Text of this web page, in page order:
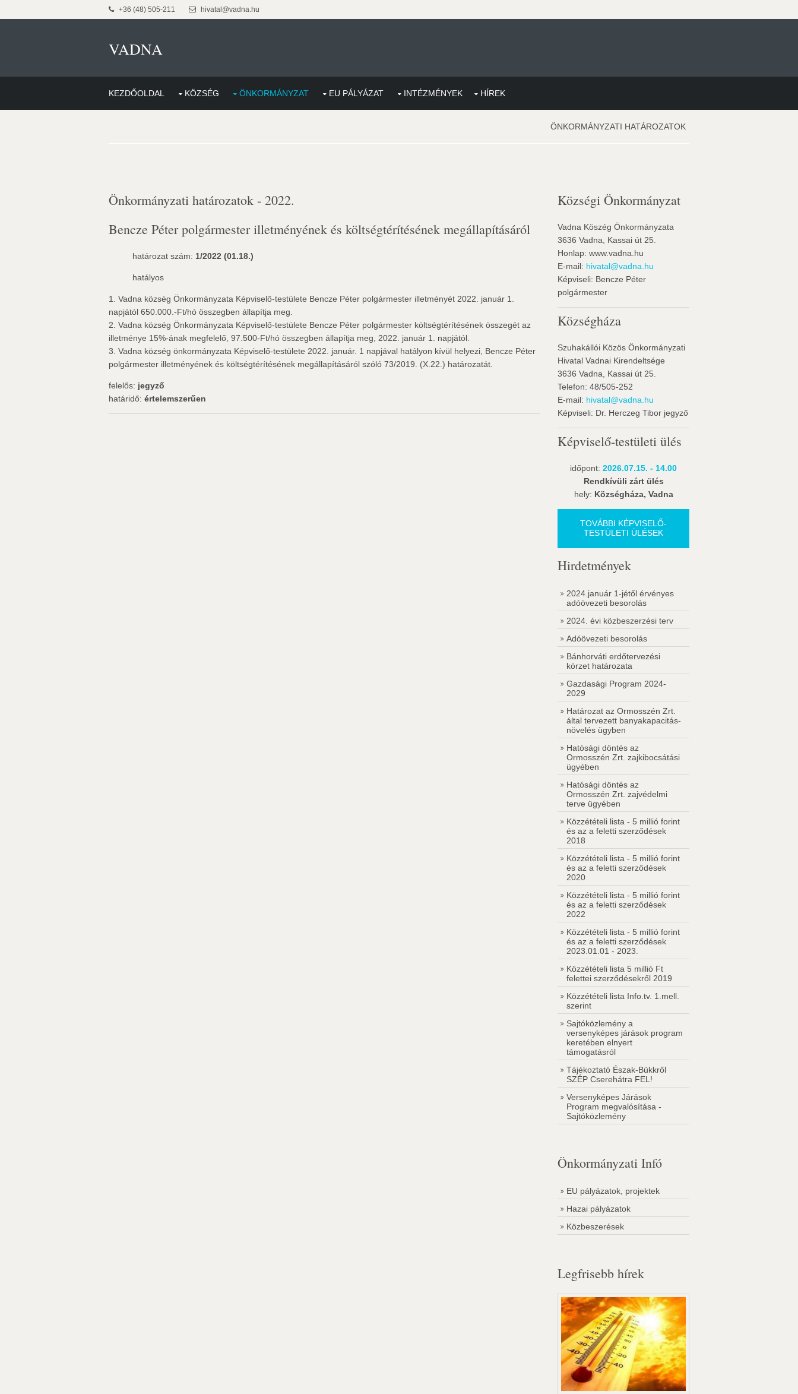
+36 (48) 505-211 hivatal@vadna.hu
VADNA
KEZDŐOLDAL KÖZSÉG ÖNKORMÁNYZAT EU PÁLYÁZAT INTÉZMÉNYEK HÍREK
ÖNKORMÁNYZATI HATÁROZATOK
Önkormányzati határozatok - 2022.
Bencze Péter polgármester illetményének és költségtérítésének megállapításáról
határozat szám: 1/2022 (01.18.)
hatályos
1. Vadna község Önkormányzata Képviselő-testülete Bencze Péter polgármester illetményét 2022. január 1.
napjától 650.000.-Ft/hó összegben állapítja meg.
2. Vadna község Önkormányzata Képviselő-testülete Bencze Péter polgármester költségtérítésének összegét az
illetménye 15%-ának megfelelő, 97.500-Ft/hó összegben állapítja meg, 2022. január 1. napjától.
3. Vadna község önkormányzata Képviselő-testülete 2022. január. 1 napjával hatályon kívül helyezi, Bencze Péter
polgármester illetményének és költségtérítésének megállapításáról szóló 73/2019. (X.22.) határozatát.
felelős: jegyző
határidő: értelemszerűen
Községi Önkormányzat
Vadna Köszég Önkormányzata
3636 Vadna, Kassai út 25.
Honlap: www.vadna.hu
E-mail: hivatal@vadna.hu
Képviseli: Bencze Péter
polgármester
Községháza
Szuhakállói Közös Önkormányzati
Hivatal Vadnai Kirendeltsége
3636 Vadna, Kassai út 25.
Telefon: 48/505-252
E-mail: hivatal@vadna.hu
Képviseli: Dr. Herczeg Tibor jegyző
Képviselő-testületi ülés
időpont: 2026.07.15. - 14.00
Rendkívüli zárt ülés
hely: Községháza, Vadna
TOVÁBBI KÉPVISELŐ-
TESTÜLETI ÜLÉSEK
Hirdetmények
2024.január 1-jétől érvényes
adóövezeti besorolás
2024. évi közbeszerzési terv
Adóövezeti besorolás
Bánhorváti erdőtervezési
körzet határozata
Gazdasági Program 2024-
2029
Határozat az Ormosszén Zrt.
által tervezett banyakapacitás-
növelés ügyben
Hatósági döntés az
Ormosszén Zrt. zajkibocsátási
ügyében
Hatósági döntés az
Ormosszén Zrt. zajvédelmi
terve ügyében
Közzétételi lista - 5 millió forint
és az a feletti szerződések
2018
Közzétételi lista - 5 millió forint
és az a feletti szerződések
2020
Közzétételi lista - 5 millió forint
és az a feletti szerződések
2022
Közzétételi lista - 5 millió forint
és az a feletti szerződések
2023.01.01 - 2023.
Közzétételi lista 5 millió Ft
felettei szerződésekről 2019
Közzétételi lista Info.tv. 1.mell.
szerint
Sajtóközlemény a
versenyképes járások program
keretében elnyert
támogatásról
Tájékoztató Észak-Bükkről
SZÉP Cserehátra FEL!
Versenyképes Járások
Program megvalósítása -
Sajtóközlemény
Önkormányzati Infó
EU pályázatok, projektek
Hazai pályázatok
Közbeszerések
Legfrisebb hírek